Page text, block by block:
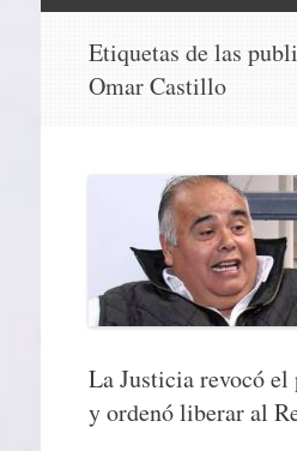
contenido
Etiquetas de las
Omar Castillo
La Justicia revocó el
y ordenó liberar al